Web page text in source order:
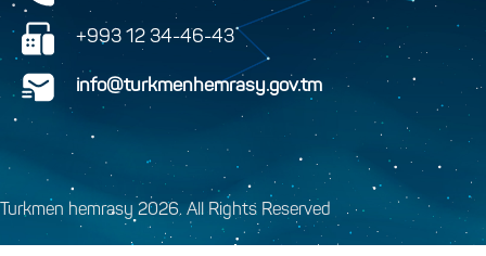
+993 12 34-46-43
info@turkmenhemrasy.gov.tm
Turkmen hemrasy 2026. All Rights Reserved